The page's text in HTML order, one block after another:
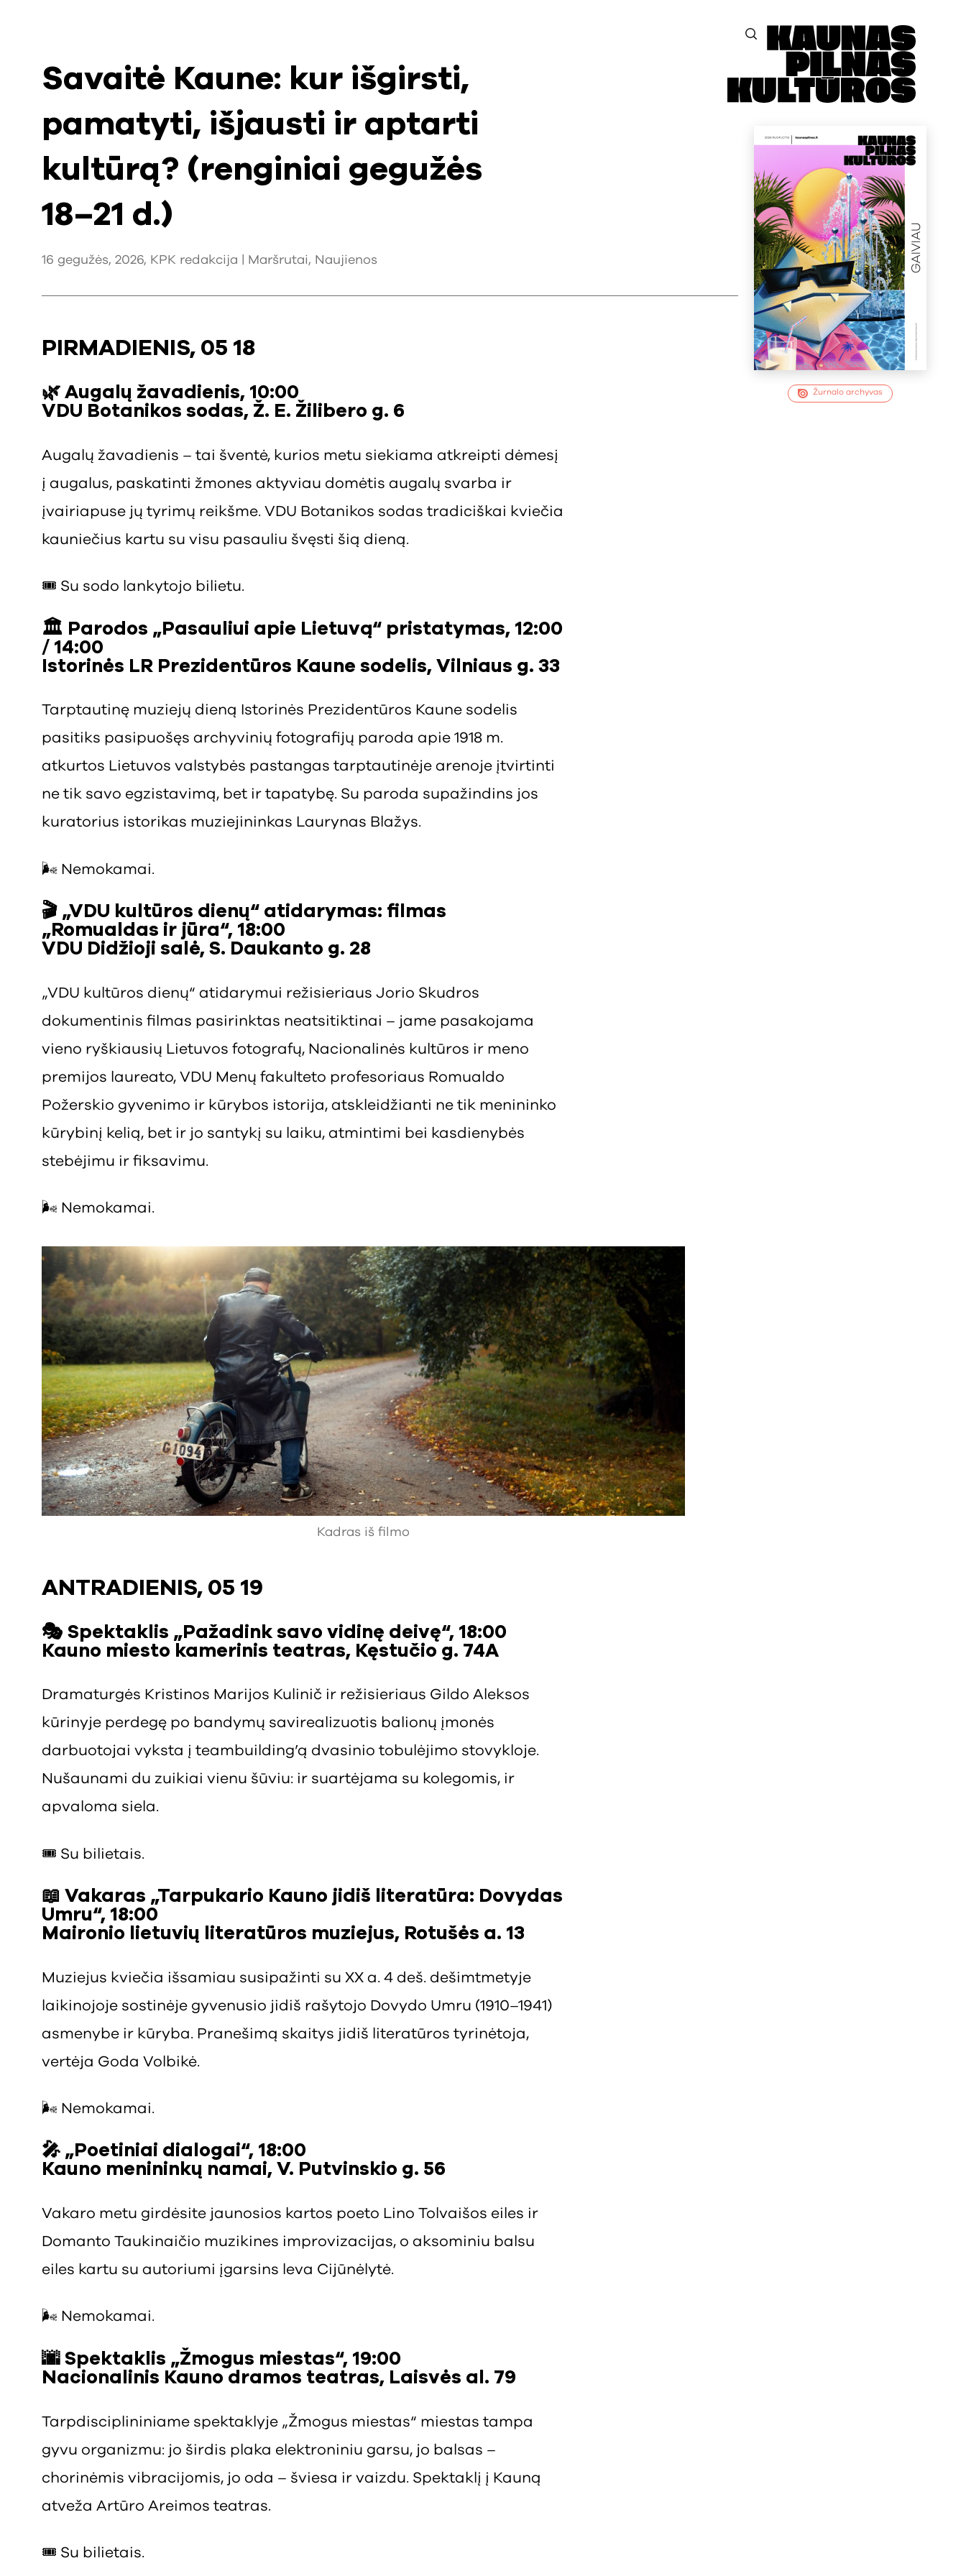
Žurnalo archyvas
Savaitė Kaune: kur išgirsti,
pamatyti, išjausti ir aptarti
kultūrą? (renginiai gegužės
18–21 d.)
16 gegužės, 2026, KPK redakcija | Maršrutai, Naujienos
PIRMADIENIS, 05 18
🌿 Augalų žavadienis, 10:00
VDU Botanikos sodas, Ž. E. Žilibero g. 6
Augalų žavadienis – tai šventė, kurios metu siekiama atkreipti dėmesį
į augalus, paskatinti žmones aktyviau domėtis augalų svarba ir
įvairiapuse jų tyrimų reikšme. VDU Botanikos sodas tradiciškai kviečia
kauniečius kartu su visu pasauliu švęsti šią dieną.
🎟️ Su sodo lankytojo bilietu.
🏛️ Parodos „Pasauliui apie Lietuvą“ pristatymas, 12:00
/ 14:00
Istorinės LR Prezidentūros Kaune sodelis, Vilniaus g. 33
Tarptautinę muziejų dieną Istorinės Prezidentūros Kaune sodelis
pasitiks pasipuošęs archyvinių fotografijų paroda apie 1918 m.
atkurtos Lietuvos valstybės pastangas tarptautinėje arenoje įtvirtinti
ne tik savo egzistavimą, bet ir tapatybę. Su paroda supažindins jos
kuratorius istorikas muziejininkas Laurynas Blažys.
🌬️ Nemokamai.
🎬 „VDU kultūros dienų“ atidarymas: filmas
„Romualdas ir jūra“, 18:00
VDU Didžioji salė, S. Daukanto g. 28
„VDU kultūros dienų“ atidarymui režisieriaus Jorio Skudros
dokumentinis filmas pasirinktas neatsitiktinai – jame pasakojama
vieno ryškiausių Lietuvos fotografų, Nacionalinės kultūros ir meno
premijos laureato, VDU Menų fakulteto profesoriaus Romualdo
Požerskio gyvenimo ir kūrybos istorija, atskleidžianti ne tik menininko
kūrybinį kelią, bet ir jo santykį su laiku, atmintimi bei kasdienybės
stebėjimu ir fiksavimu.
🌬️ Nemokamai.
Kadras iš filmo
ANTRADIENIS, 05 19
🎭 Spektaklis „Pažadink savo vidinę deivę“, 18:00
Kauno miesto kamerinis teatras, Kęstučio g. 74A
Dramaturgės Kristinos Marijos Kulinič ir režisieriaus Gildo Aleksos
kūrinyje perdegę po bandymų savirealizuotis balionų įmonės
darbuotojai vyksta į teambuilding’ą dvasinio tobulėjimo stovykloje.
Nušaunami du zuikiai vienu šūviu: ir suartėjama su kolegomis, ir
apvaloma siela.
🎟️ Su bilietais.
📖 Vakaras „Tarpukario Kauno jidiš literatūra: Dovydas
Umru“, 18:00
Maironio lietuvių literatūros muziejus, Rotušės a. 13
Muziejus kviečia išsamiau susipažinti su XX a. 4 deš. dešimtmetyje
laikinojoje sostinėje gyvenusio jidiš rašytojo Dovydo Umru (1910–1941)
asmenybe ir kūryba. Pranešimą skaitys jidiš literatūros tyrinėtoja,
vertėja Goda Volbikė.
🌬️ Nemokamai.
🎤 „Poetiniai dialogai“, 18:00
Kauno menininkų namai, V. Putvinskio g. 56
Vakaro metu girdėsite jaunosios kartos poeto Lino Tolvaišos eiles ir
Domanto Taukinaičio muzikines improvizacijas, o aksominiu balsu
eiles kartu su autoriumi įgarsins leva Cijūnėlytė.
🌬️ Nemokamai.
🌆 Spektaklis „Žmogus miestas“, 19:00
Nacionalinis Kauno dramos teatras, Laisvės al. 79
Tarpdisciplininiame spektaklyje „Žmogus miestas“ miestas tampa
gyvu organizmu: jo širdis plaka elektroniniu garsu, jo balsas –
chorinėmis vibracijomis, jo oda – šviesa ir vaizdu. Spektaklį į Kauną
atveža Artūro Areimos teatras.
🎟️ Su bilietais.